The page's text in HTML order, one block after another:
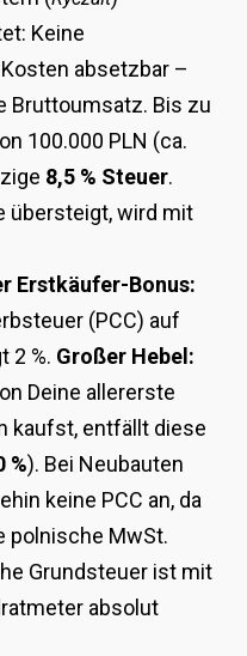
Keine
absetzbar –
Bruttoumsatz. Bis zu
100.000 PLN (ca.
8,5 % Steuer.
übersteigt, wird mit
Erstkäufer-Bonus:
(PCC) auf
2 %. Großer Hebel:
Deine allererste
kaufst, entfällt diese
%). Bei Neubauten
keine PCC an, da
polnische MwSt.
Grundsteuer ist mit
absolut